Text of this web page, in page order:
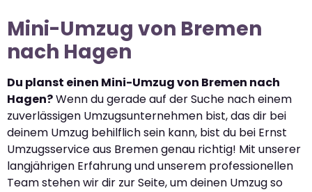
Mini-Umzug von Bremen
nach Hagen
Du planst einen Mini-Umzug von Bremen nach
Hagen?Wenn du gerade auf der Suche nach einem
zuverlässigen Umzugsunternehmen bist, das dir bei
deinem Umzug behilflich sein kann, bist du bei Ernst
Umzugsservice aus Bremen genau richtig! Mit unserer
langjährigen Erfahrung und unserem professionellen
Team stehen wir dir zur Seite, um deinen Umzug so